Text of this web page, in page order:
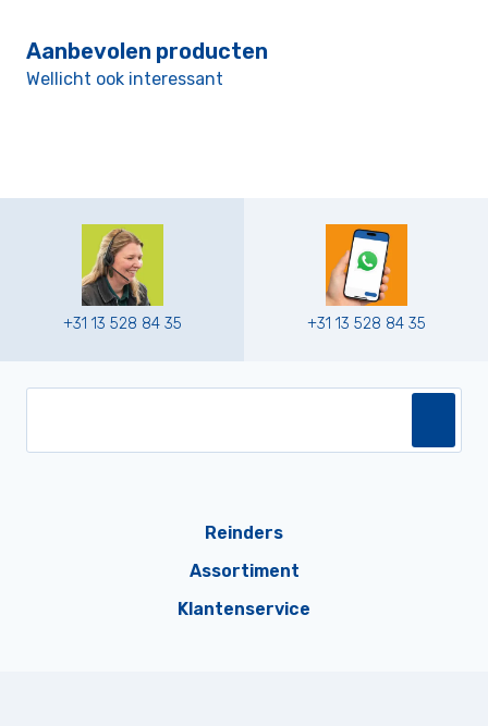
Aanbevolen producten
Wellicht ook interessant
+31 13 528 84 35 +31 13 528 84 35
Reinders
Assortiment
Klantenservice